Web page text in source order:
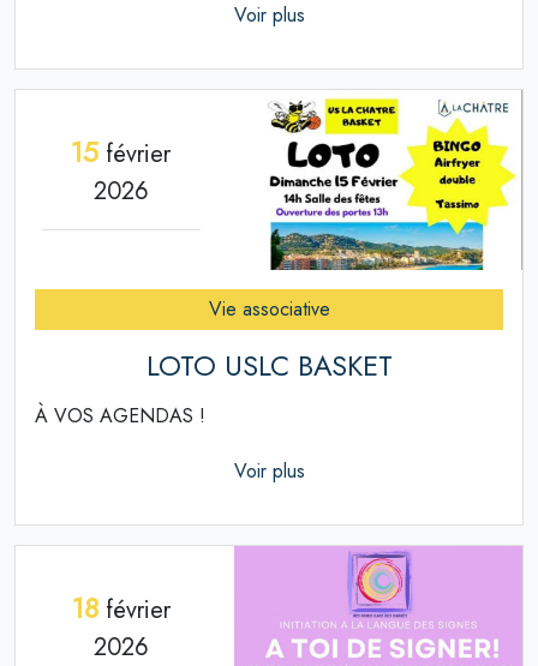
Voir plus
15 février
2026
Vie associative
LOTO USLC BASKET
À VOS AGENDAS !
Voir plus
18février
2026